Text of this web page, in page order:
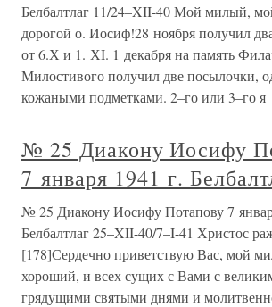
Белбалтлаг 11/24–XII-40 Мой милый,
дорогой о. Иосиф!28 ноября получил
от 6.Х и 1. ХI. 1 декабря на память
Милостивого получил две посылочки,
кожаными подметками. 2–го или 3–го я
№ 25 Диакону Иосифу
7 января 1941 г.
№ 25 Диакону Иосифу Потапову 7
Белбалтлаг 25–XII-40/7–I-41 Христос
[178]Сердечно приветствую Вас, мой
хороший, и всех сущих с Вами с
грядущими святыми днями и